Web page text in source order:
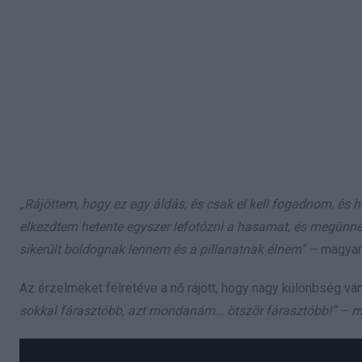
„Rájöttem, hogy ez egy áldás, és csak el kell fogadnom,
elkezdtem hetente egyszer lefotózni a hasamat, és
sikerült boldognak lennem és a pillanatnak élnem” –
Az érzelmeket félretéve a nő rájött, hogy nagy különbség
sokkal fárasztóbb, azt mondanám… ötször fárasztóbb!” –